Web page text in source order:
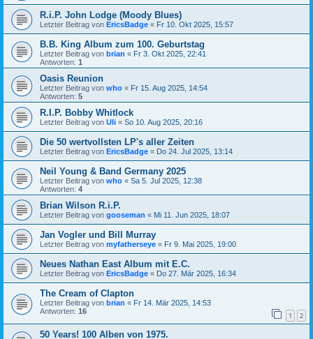
R.i.P. John Lodge (Moody Blues)
Letzter Beitrag von EricsBadge « Fr 10. Okt 2025, 15:57
B.B. King Album zum 100. Geburtstag
Letzter Beitrag von brian « Fr 3. Okt 2025, 22:41
Antworten: 1
Oasis Reunion
Letzter Beitrag von who « Fr 15. Aug 2025, 14:54
Antworten: 5
R.I.P. Bobby Whitlock
Letzter Beitrag von Uli « So 10. Aug 2025, 20:16
Die 50 wertvollsten LP's aller Zeiten
Letzter Beitrag von EricsBadge « Do 24. Jul 2025, 13:14
Neil Young & Band Germany 2025
Letzter Beitrag von who « Sa 5. Jul 2025, 12:38
Antworten: 4
Brian Wilson R.i.P.
Letzter Beitrag von gooseman « Mi 11. Jun 2025, 18:07
Jan Vogler und Bill Murray
Letzter Beitrag von myfatherseye « Fr 9. Mai 2025, 19:00
Neues Nathan East Album mit E.C.
Letzter Beitrag von EricsBadge « Do 27. Mär 2025, 16:34
The Cream of Clapton
Letzter Beitrag von brian « Fr 14. Mär 2025, 14:53
Antworten: 16 1 2
50 Years! 100 Alben von 1975.